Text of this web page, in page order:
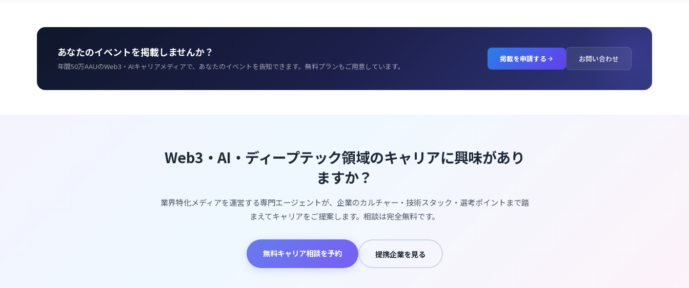
あなたのイベントを掲載しませんか？
年間50万AAUのWeb3・AIキャリアメディアで、あなたのイベントを告知できます。無料プランもご用意しています。
掲載を申請する お問い合わせ
Web3・AI・ディープテック領域のキャリアに興味があり
ますか？
業界特化メディアを運営する専門エージェントが、企業のカルチャー・技術スタック・選考ポイントまで踏
まえてキャリアをご提案します。相談は完全無料です。
無料キャリア相談を予約 提携企業を見る